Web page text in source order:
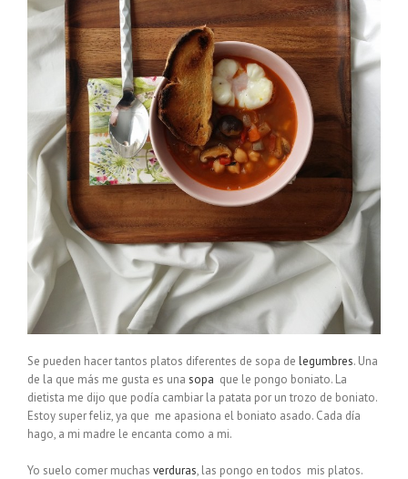
Se pueden hacer tantos platos diferentes de sopa de legumbres. Una
de la que más me gusta es una sopa que le pongo boniato. La
dietista me dijo que podía cambiar la patata por un trozo de boniato.
Estoy super feliz, ya que me apasiona el boniato asado. Cada día
hago, a mi madre le encanta como a mi.
Yo suelo comer muchas verduras, las pongo en todos mis platos.